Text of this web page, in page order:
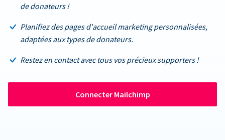
de donateurs !
Planifiez des pages d'accueil marketing personnalisées,
adaptées aux types de donateurs.
Restez en contact avec tous vos précieux supporters !
Connecter Mailchimp